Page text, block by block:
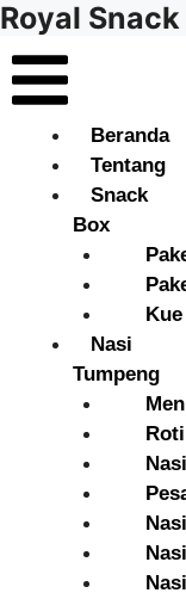
Royal Snack
Beranda
Tentang
Snack
Box
Nasi
Tumpeng